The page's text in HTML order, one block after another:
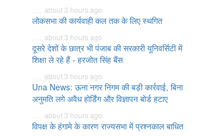
. . . about 3 hours ago
लोकसभा की कार्यवाही कल तक के लिए स्थगित
. . . about 3 hours ago
दूसरे देशों के छात्र भी पंजाब की सरकारी यूनिवर्सिटी में
शिक्षा ले रहे हैं - हरजोत सिंह बैंस
. . . about 3 hours ago
Una News: ऊना नगर निगम की बड़ी कार्रवाई, बिना
अनुमति लगे अवैध होर्डिंग और विज्ञापन बोर्ड हटाए
. . . about 3 hours ago
विपक्ष के हंगामे के कारण राज्यसभा में प्रश्नकाल बाधित